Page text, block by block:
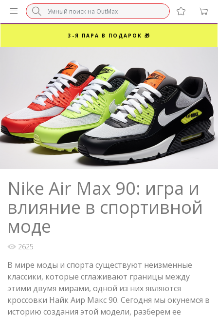
БЕЗ НАЦЕНКИ МАРКЕТПЛЕЙСОВ ⚡ ВАШ РАЗМЕР
3-Я ПАРА В ПОДАРОК 🎁
ПОСЛЕДНИЕ РАЗМЕРЫ ОТ 1500₽⚡️
СУПЕРАКЦИЯ 🔥 2-Я ПАРА -50%
Nike Air Max 90: игра и
влияние в спортивной
моде
2625
В мире моды и спорта существуют неизменные
классики, которые сглаживают границы между
этими двумя мирами, одной из них являются
кроссовки Найк Аир Макс 90. Сегодня мы окунемся в
историю создания этой модели, разберем ее